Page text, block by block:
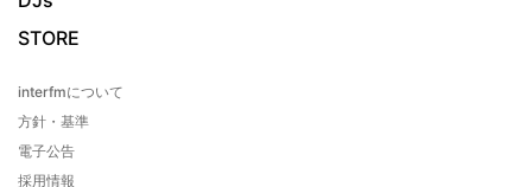
STORE
interfmについて
方針・基準
電子公告
採用情報